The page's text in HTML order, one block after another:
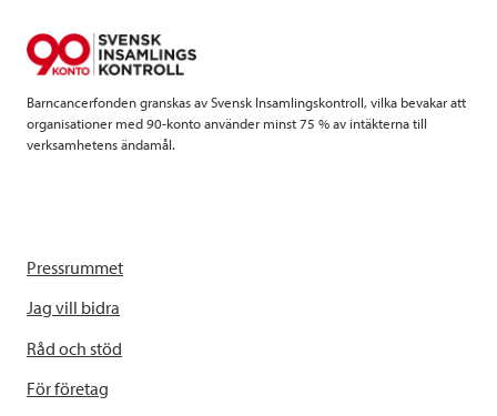
k
Barncancerfonden granskas av Svensk Insamlingskontroll, vilka bevakar att
organisationer med 90-konto använder minst 75 % av intäkterna till
verksamhetens ändamål.
Pressrummet
Jag vill bidra
Råd och stöd
För företag